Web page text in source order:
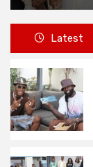
Latest